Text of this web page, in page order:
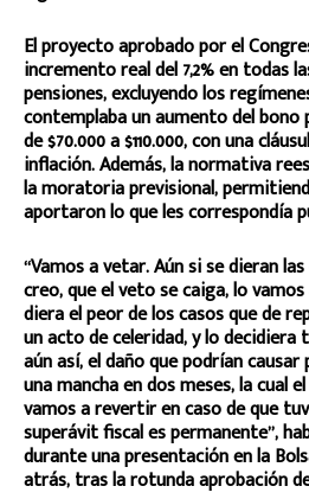
El proyecto aprobado por el
incremento real del 7,2% en todas
pensiones, excluyendo los
contemplaba un aumento del bono
de $70.000 a $110.000, con una
inflación. Además, la normativa
la moratoria previsional,
aportaron lo que les correspondía
“Vamos a vetar. Aún si se dieran
creo, que el veto se caiga, lo
diera el peor de los casos que de
un acto de celeridad, y lo
aún así, el daño que podrían
una mancha en dos meses, la cual
vamos a revertir en caso de que
superávit fiscal es permanente”,
durante una presentación en la
atrás, tras la rotunda aprobación